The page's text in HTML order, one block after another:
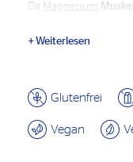
Da Magnesium
die Leistungsfähigkeit
abwechslungsreiche
Ernährung und
Weiterlesen
Glutenfrei
Vegan